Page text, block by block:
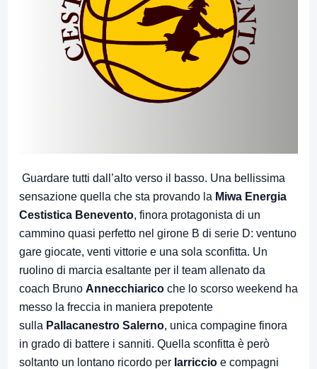
Guardare tutti dall’alto verso il basso. Una bellissima
sensazione quella che sta provando la Miwa Energia
Cestistica Benevento, finora protagonista di un
cammino quasi perfetto nel girone B di serie D: ventuno
gare giocate, venti vittorie e una sola sconfitta. Un
ruolino di marcia esaltante per il team allenato da
coach Bruno Annecchiarico che lo scorso weekend ha
messo la freccia in maniera prepotente
sulla Pallacanestro Salerno, unica compagine finora
in grado di battere i sanniti. Quella sconfitta è però
soltanto un lontano ricordo per Iarriccio e compagni